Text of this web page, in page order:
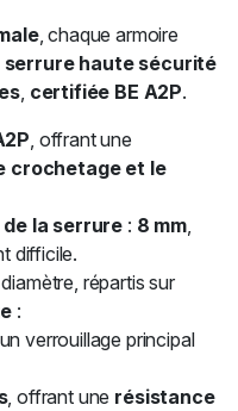
, chaque armoire
serrure haute sécurité
certifiée BE A2P.
, offrant une
crochetage et le
de la serrure : 8 mm
difficile.
répartis sur
:
verrouillage principal
, offrant une résistance